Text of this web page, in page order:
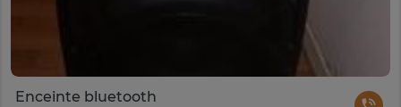
Enceinte bluetooth